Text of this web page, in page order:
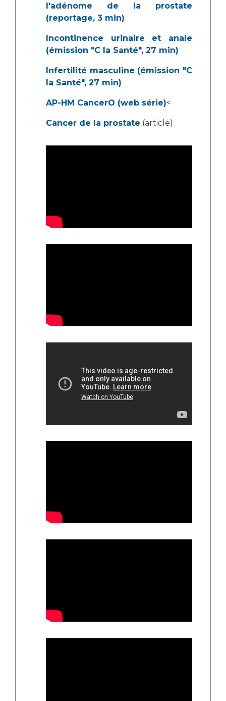
Lieu de santé sans tabac
l'adénome de la prostate
(reportage, 3 min)
Incontinence urinaire et anale
(émission "C la Santé", 27 min)
Infertilité masculine (émission "C
la Santé", 27 min)
AP-HM CancerO (web série)<
Cancer de la prostate (article)